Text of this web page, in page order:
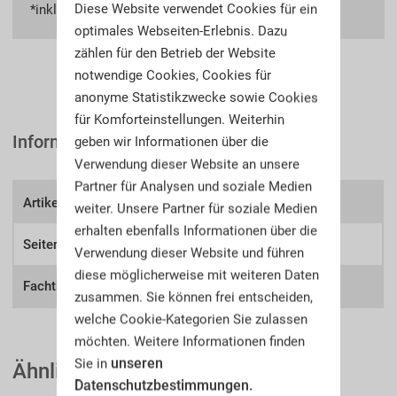
*inkl. MwSt.zzgl. Versandkosten
Informationen
Artikel-Nr.: A67aw
Seitenzahl:
Fachthema: Alte Waffen, Antiken
Ähnliche Auktionskataloge
Diese Website verwendet Cookies für ein
optimales Webseiten-Erlebnis. Dazu
zählen für den Betrieb der Website
notwendige Cookies, Cookies für
anonyme Statistikzwecke sowie Cookies
für Komforteinstellungen. Weiterhin
geben wir Informationen über die
Verwendung dieser Website an unsere
Partner für Analysen und soziale Medien
weiter. Unsere Partner für soziale Medien
erhalten ebenfalls Informationen über die
Verwendung dieser Website und führen
diese möglicherweise mit weiteren Daten
zusammen. Sie können frei entscheiden,
welche Cookie-Kategorien Sie zulassen
möchten. Weitere Informationen finden
Sie in unseren
Datenschutzbestimmungen.